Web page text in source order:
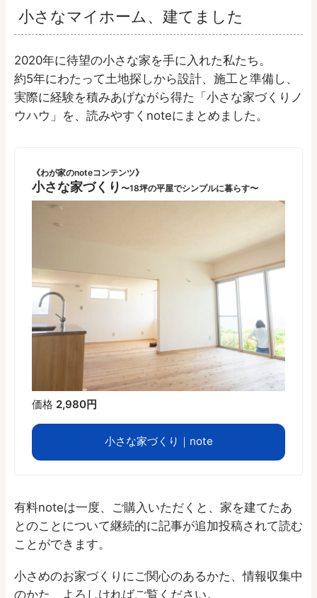
小さなマイホーム、建てました
2020年に待望の小さな家を手に入れた私たち。
約5年にわたって土地探しから設計、施工と準備し、
実際に経験を積みあげながら得た「小さな家づくりノ
ウハウ」を、読みやすくnoteにまとめました。
《わが家のnoteコンテンツ》
小さな家づくり 〜18坪の平屋でシンプルに暮らす〜
価格 2,980円
小さな家づくり｜note
有料noteは一度、ご購入いただくと、家を建てたあ
とのことについて継続的に記事が追加投稿されて読む
ことができます。
小さめのお家づくりにご関心のあるかた、情報収集中
のかた、よろしければご覧ください。